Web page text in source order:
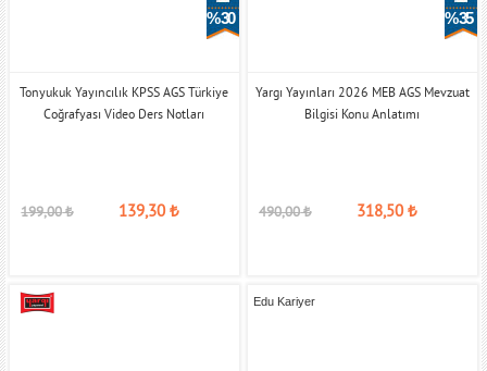
% 30
Tonyukuk Yayıncılık KPSS AGS Türkiye
Coğrafyası Video Ders Notları
199,00₺ 139,30₺
% 35
Yargı Yayınları 2026 MEB AGS Mevzuat
Bilgisi Konu Anlatımı
490,00₺ 318,50₺
Edu Kariyer